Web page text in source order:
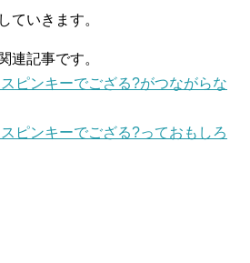
ていきます。
連記事です。
ピンキーでござる?がつながらな
ピンキーでござる?っておもしろ